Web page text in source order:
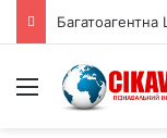
Menu